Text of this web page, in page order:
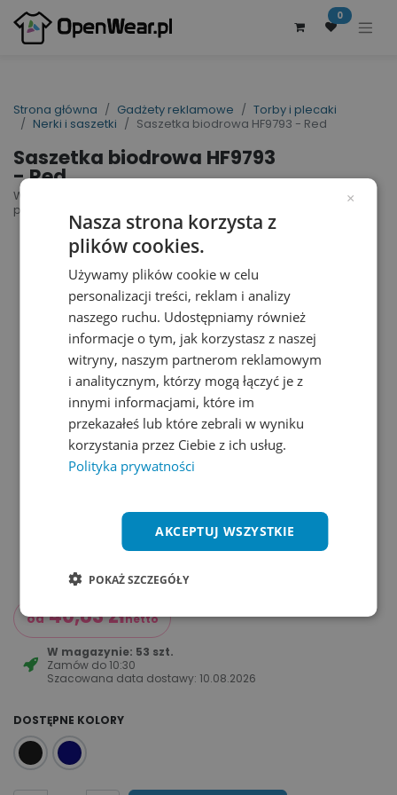
0
Strona główna Gadżety reklamowe
Torby i plecaki
Nerki i saszetki
Saszetka biodrowa HF9793 - Red
Saszetka biodrowa HF9793
- Red
Waist Bag Solution | nr art.: HF9793 | nr art.
producenta: 1809793
od 40,83złnetto
W magazynie: 53 szt.
Zamów do 10:30
Szacowana data dostawy: 10.08.2026
DOSTĘPNE KOLORY
×
Nasza strona korzysta z
plików cookies.
Używamy plików cookie w celu
personalizacji treści, reklam i analizy
naszego ruchu. Udostępniamy również
informacje o tym, jak korzystasz z naszej
witryny, naszym partnerom reklamowym
i analitycznym, którzy mogą łączyć je z
innymi informacjami, które im
przekazałeś lub które zebrali w wyniku
korzystania przez Ciebie z ich usług.
Polityka prywatności
AKCEPTUJ WSZYSTKIE
POKAŻ SZCZEGÓŁY